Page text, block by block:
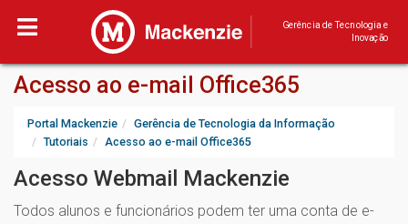
Gerência de Tecnologia e
Inovação
Acesso ao e-mail Office365
Portal Mackenzie
Gerência de Tecnologia da Informação
Tutoriais
Acesso ao e-mail Office365
Acesso Webmail Mackenzie
Todos alunos e funcionários podem ter uma conta de e-